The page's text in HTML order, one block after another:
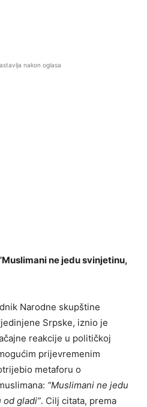
nakon oglasa
ne jedu svinjetinu,
Narodne skupštine
Srpske, iznio je
reakcije u političkoj
prijevremenim
metaforu o
“Muslimani ne jedu
gladi”. Cilj citata, prema